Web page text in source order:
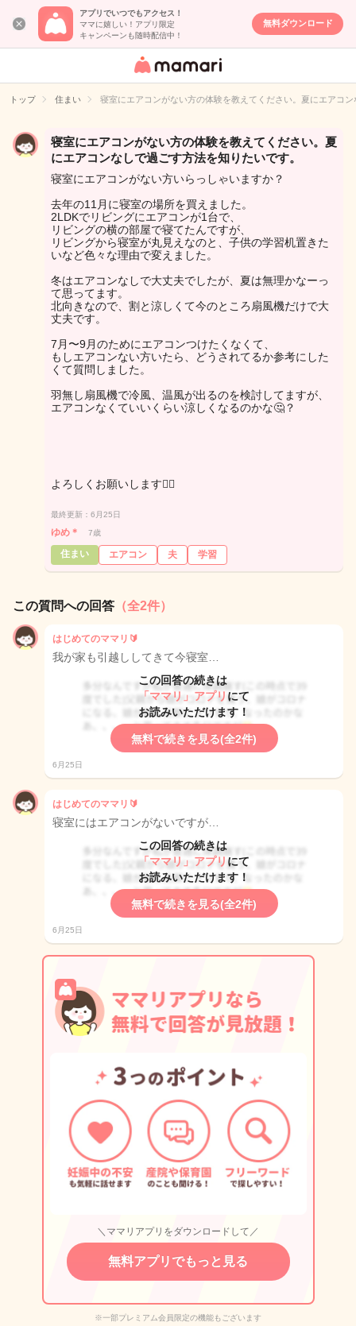
アプリでいつでもアクセス！
ママに嬉しい！アプリ限定
キャンペーンも随時配信中！
無料ダウンロード
女性専用匿名QA
イト
トップ 住まい 寝室にエアコンがない方の体験を教えてください。夏にエアコ
寝室にエアコンがない方の体験を教えてください。夏
にエアコンなしで過ごす方法を知りたいです。
寝室にエアコンがない方いらっしゃいますか？
去年の11月に寝室の場所を買えました。
2LDKでリビングにエアコンが1台で、
リビングの横の部屋で寝てたんですが、
リビングから寝室が丸見えなのと、子供の学習机置きた
いなど色々な理由で変えました。
冬はエアコンなしで大丈夫でしたが、夏は無理かなーっ
て思ってます。
北向きなので、割と涼しくて今のところ扇風機だけで大
丈夫です。
7月〜9月のためにエアコンつけたくなくて、
もしエアコンない方いたら、どうされてるか参考にした
くて質問しました。
羽無し扇風機で冷風、温風が出るのを検討してますが、
エアコンなくていいくらい涼しくなるのかな🤔？
よろしくお願いします🙂‍↕️
最終更新：6月25日
ゆめ＊ 7歳
住まい エアコン 夫 学習
この質問への回答 （全2件）
はじめてのママリ🔰
我が家も引越ししてきて今寝室…
この回答の続きは
「ママリ」アプリ にて
お読みいただけます！
無料で続きを見る(全2件)
6月25日
はじめてのママリ🔰
寝室にはエアコンがないですが…
この回答の続きは
「ママリ」アプリ にて
お読みいただけます！
無料で続きを見る(全2件)
6月25日
＼ママリアプリをダウンロードして／
無料アプリでもっと見る
※一部プレミアム会員限定の機能もございます